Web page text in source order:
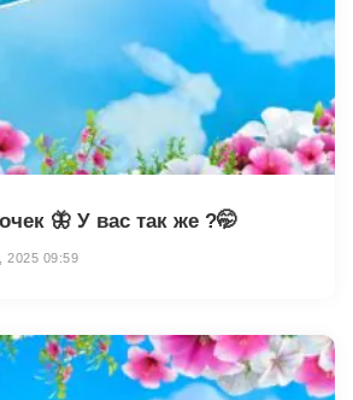
🦋 У вас так же ?🤭
09:59